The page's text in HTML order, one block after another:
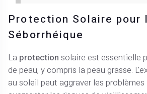
Protection Solaire pour
Séborrhéique
La protection solaire est essentielle
de peau, y compris la peau grasse.
au soleil peut aggraver les